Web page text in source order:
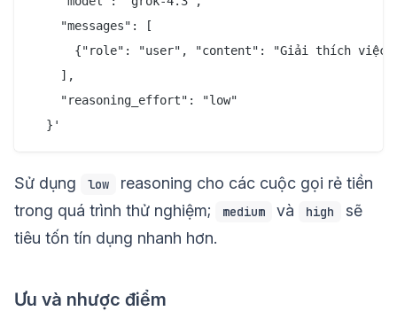
    "messages": [
{"role": "user", "content": "Giải thích việc
    ],
    "reasoning_effort": "low"
Sử dụng low
reasoning cho các cuộc gọi rẻ tiền
trong quá trình thử nghiệm;
medium và high
sẽ
tiêu tốn tín dụng nhanh hơn.
Ưu và nhược điểm